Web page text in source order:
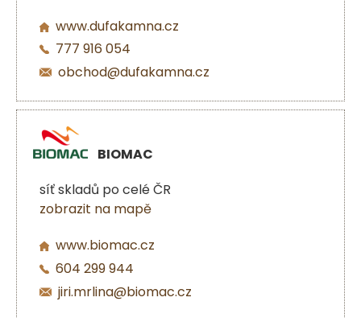
www.dufakamna.cz
777 916 054
obchod@dufakamna.cz
BIOMAC
síť skladů po celé ČR
zobrazit na mapě
www.biomac.cz
604 299 944
jiri.mrlina@biomac.cz